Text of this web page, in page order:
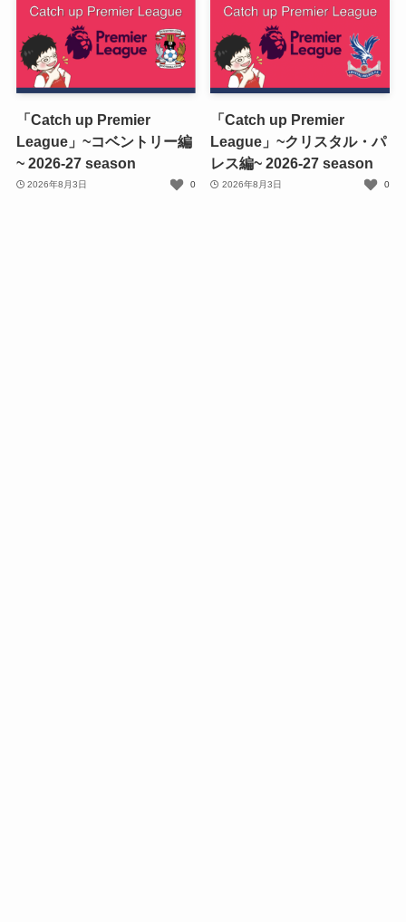
「Catch up Premier
League」~コベントリー編
~ 2026-27 season
2026年8月3日 0
「Catch up Premier
League」~クリスタル・パ
レス編~ 2026-27 season
2026年8月3日 0